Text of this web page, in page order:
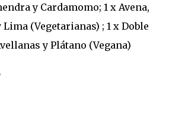
y Cardamomo; 1 x Avena,
Lima (Vegetarianas) ; 1 x Doble
y Plátano (Vegana)